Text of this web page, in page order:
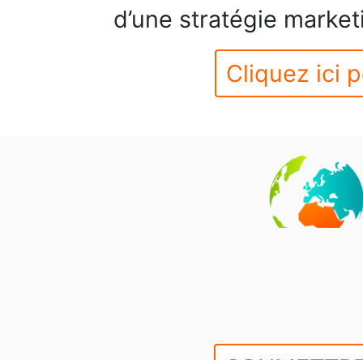
d’une stratégie
Cliquez ici